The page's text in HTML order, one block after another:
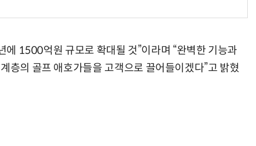
에 1500억원 규모로 확대될 것”이라며 “완벽한 기능과
층의 골프 애호가들을 고객으로 끌어들이겠다”고 밝혔